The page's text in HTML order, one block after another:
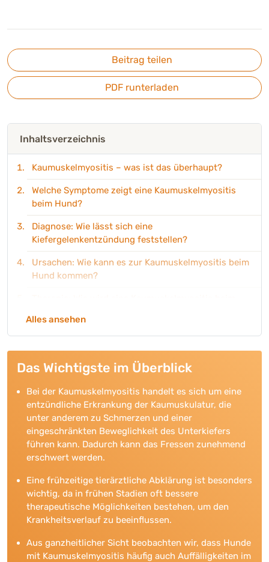
Beitrag teilen
PDF runterladen
Inhaltsverzeichnis
Kaumuskelmyositis – was ist das überhaupt?
Welche Symptome zeigt eine Kaumuskelmyositis
beim Hund?
Diagnose: Wie lässt sich eine
Kiefergelenkentzündung feststellen?
Ursachen: Wie kann es zur Kaumuskelmyositis beim
Hund kommen?
Produktempfehlungen: Fütterung und
ernährungsphysiologischen Unterstützung für
Hunde mit Kaumuskelmyositis
Alles ansehen
Das Wichtigste im Überblick
Bei der Kaumuskelmyositis handelt es sich um eine
entzündliche Erkrankung der Kaumuskulatur, die
unter anderem zu Schmerzen und einer
eingeschränkten Beweglichkeit des Unterkiefers
führen kann. Dadurch kann das Fressen zunehmend
erschwert werden.
Eine frühzeitige tierärztliche Abklärung ist besonders
wichtig, da in frühen Stadien oft bessere
therapeutische Möglichkeiten bestehen, um den
Krankheitsverlauf zu beeinflussen.
Aus ganzheitlicher Sicht beobachten wir, dass Hunde
mit Kaumuskelmyositis häufig auch Auffälligkeiten im